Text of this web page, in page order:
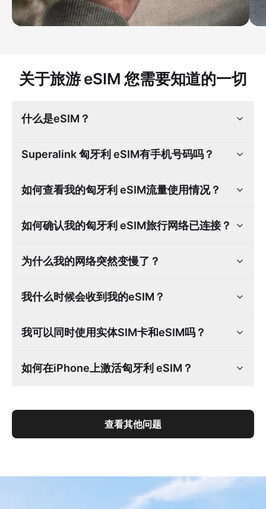
关于旅游 eSIM 您需要知道的一切
什么是eSIM？
Superalink 匈牙利 eSIM有手机号码吗？
如何查看我的匈牙利 eSIM流量使用情况？
如何确认我的匈牙利 eSIM旅行网络已连接？
为什么我的网络突然变慢了？
我什么时候会收到我的eSIM？
我可以同时使用实体SIM卡和eSIM吗？
如何在iPhone上激活匈牙利 eSIM？
查看其他问题